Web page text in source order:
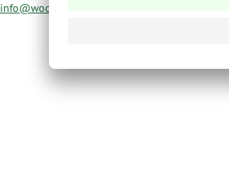
info@woodstore24.de